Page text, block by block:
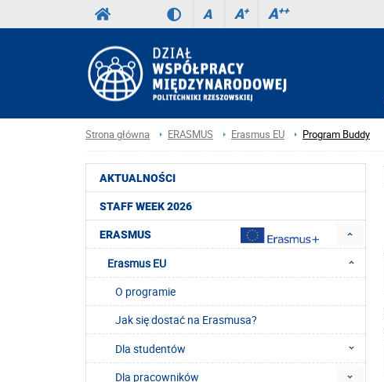
A A+ A++
Strona główna ERASMUS Erasmus EU Program Buddy
AKTUALNOŚCI
STAFF WEEK 2026
ERASMUS
Erasmus EU
O programie
Jak się dostać na Erasmusa?
Dla studentów
Dla pracowników